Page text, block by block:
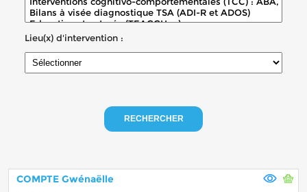
Lieu(x) d'intervention :
RECHERCHER
COMPTE Gwénaëlle